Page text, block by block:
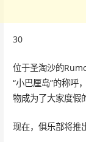
30
位于圣淘沙的
“小巴厘岛”的称呼
物成为了大家度假
现在，俱乐部将推